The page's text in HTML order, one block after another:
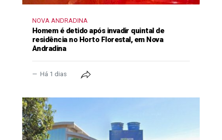
NOVA ANDRADINA
Homem é detido após invadir quintal de
residência no Horto Florestal, em Nova
Andradina
Há 1 dias